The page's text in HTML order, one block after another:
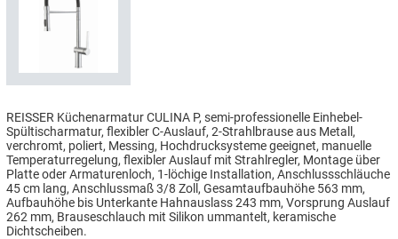
REISSER Küchenarmatur CULINA P, semi-professionelle Einhebel-
Spültischarmatur, flexibler C-Auslauf, 2-Strahlbrause aus Metall,
verchromt, poliert, Messing, Hochdrucksysteme geeignet, manuelle
Temperaturregelung, flexibler Auslauf mit Strahlregler, Montage über
Platte oder Armaturenloch, 1-löchige Installation, Anschlussschläuche
45 cm lang, Anschlussmaß 3/8 Zoll, Gesamtaufbauhöhe 563 mm,
Aufbauhöhe bis Unterkante Hahnauslass 243 mm, Vorsprung Auslauf
262 mm, Brauseschlauch mit Silikon ummantelt, keramische
Dichtscheiben.